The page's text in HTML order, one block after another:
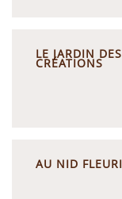
LE JARDIN DES
CRÉATIONS
AU NID FLEURI